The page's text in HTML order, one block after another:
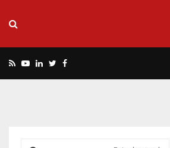
Facebook
Twitter
Linkedin